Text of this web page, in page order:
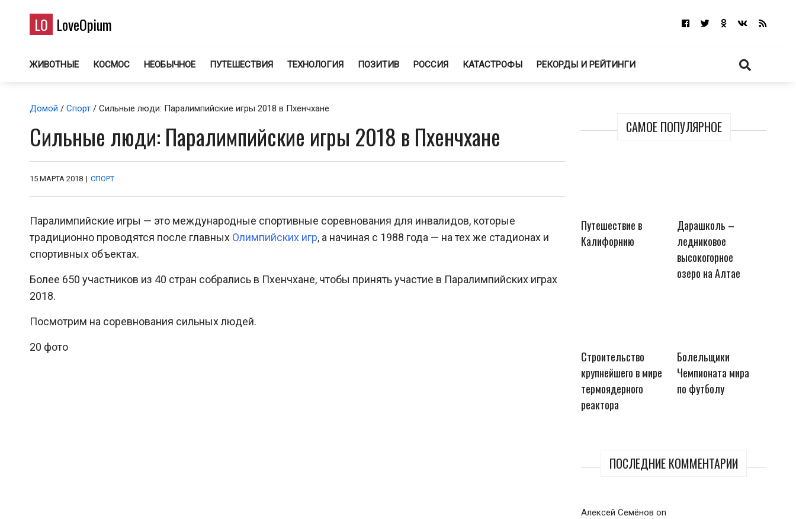
LO LoveOpium
ЖИВОТНЫЕ КОСМОС НЕОБЫЧНОЕ ПУТЕШЕСТВИЯ ТЕХНОЛОГИЯ ПОЗИТИВ РОССИЯ КАТАСТРОФЫ РЕКОРДЫ И РЕЙТИНГИ
САМОЕ ПОПУЛЯРНОЕ
Путешествие в
Калифорнию
Дарашколь –
ледниковое
высокогорное
озеро на Алтае
Строительство
крупнейшего в мире
термоядерного
реактора
Болельщики
Чемпионата мира
по футболу
ПОСЛЕДНИЕ КОММЕНТАРИИ
Алексей Семёнов on
Домой / Спорт / Сильные люди: Паралимпийские игры 2018 в Пхенчхане
Сильные люди: Паралимпийские игры 2018 в Пхенчхане
15 МАРТА 2018 | СПОРТ
Паралимпийские игры — это международные спортивные соревнования для инвалидов, которые
традиционно проводятся после главных Олимпийских игр, а начиная с 1988 года — на тех же стадионах и
спортивных объектах.
Более 650 участников из 40 стран собрались в Пхенчхане, чтобы принять участие в Паралимпийских играх
2018.
Посмотрим на соревнования сильных людей.
20 фото